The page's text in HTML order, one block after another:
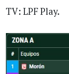
TV: LPF Play.